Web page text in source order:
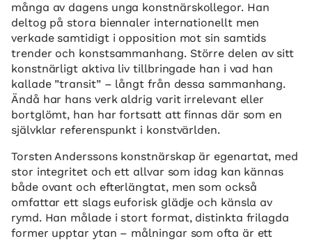
många av dagens unga konstnärskollegor. Han
deltog på stora biennaler internationellt men
verkade samtidigt i opposition mot sin samtids
trender och konstsammanhang. Större delen av sitt
konstnärligt aktiva liv tillbringade han i vad han
kallade ”transit” – långt från dessa sammanhang.
Ändå har hans verk aldrig varit irrelevant eller
bortglömt, han har fortsatt att finnas där som en
självklar referenspunkt i konstvärlden.
Torsten Anderssons konstnärskap är egenartat, med
stor integritet och ett allvar som idag kan kännas
både ovant och efterlängtat, men som också
omfattar ett slags euforisk glädje och känsla av
rymd. Han målade i stort format, distinkta frilagda
former upptar ytan – målningar som ofta är ett